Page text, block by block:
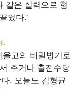
같은 실력으로 형
었다.'
.
고의 비밀병기로
주거나 출전수당
. 오늘도 김형균